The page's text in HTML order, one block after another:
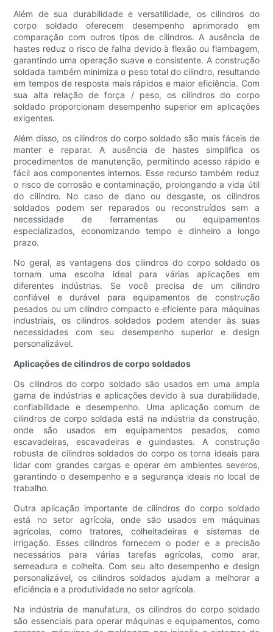
Além de sua durabilidade e versatilidade, os cilindros do
corpo soldado oferecem desempenho aprimorado em
comparação com outros tipos de cilindros. A ausência de
hastes reduz o risco de falha devido à flexão ou flambagem,
garantindo uma operação suave e consistente. A construção
soldada também minimiza o peso total do cilindro, resultando
em tempos de resposta mais rápidos e maior eficiência. Com
sua alta relação de força / peso, os cilindros do corpo
soldado proporcionam desempenho superior em aplicações
exigentes.
Além disso, os cilindros do corpo soldado são mais fáceis de
manter e reparar. A ausência de hastes simplifica os
procedimentos de manutenção, permitindo acesso rápido e
fácil aos componentes internos. Esse recurso também reduz
o risco de corrosão e contaminação, prolongando a vida útil
do cilindro. No caso de dano ou desgaste, os cilindros
soldados podem ser reparados ou reconstruídos sem a
necessidade de ferramentas ou equipamentos
especializados, economizando tempo e dinheiro a longo
prazo.
No geral, as vantagens dos cilindros do corpo soldado os
tornam uma escolha ideal para várias aplicações em
diferentes indústrias. Se você precisa de um cilindro
confiável e durável para equipamentos de construção
pesados ​​ou um cilindro compacto e eficiente para máquinas
industriais, os cilindros soldados podem atender às suas
necessidades com seu desempenho superior e design
personalizável.
Aplicações de cilindros de corpo soldados
Os cilindros do corpo soldado são usados ​​em uma ampla
gama de indústrias e aplicações devido à sua durabilidade,
confiabilidade e desempenho. Uma aplicação comum de
cilindros de corpo soldada está na indústria da construção,
onde são usados ​​em equipamentos pesados, como
escavadeiras, escavadeiras e guindastes. A construção
robusta de cilindros soldados do corpo os torna ideais para
lidar com grandes cargas e operar em ambientes severos,
garantindo o desempenho e a segurança ideais no local de
trabalho.
Outra aplicação importante de cilindros do corpo soldado
está no setor agrícola, onde são usados ​​em máquinas
agrícolas, como tratores, colheitadeiras e sistemas de
irrigação. Esses cilindros fornecem o poder e a precisão
necessários para várias tarefas agrícolas, como arar,
semeadura e colheita. Com seu alto desempenho e design
personalizável, os cilindros soldados ajudam a melhorar a
eficiência e a produtividade no setor agrícola.
Na indústria de manufatura, os cilindros do corpo soldado
são essenciais para operar máquinas e equipamentos, como